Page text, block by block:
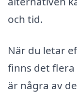
och tid.
När du letar
finns det
är några av